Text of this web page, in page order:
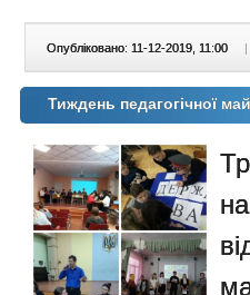
Опубліковано: 11-12-2019, 11:00 |
Тиждень педагогічної